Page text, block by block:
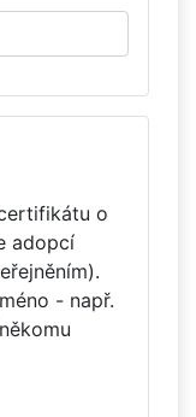
o
adopcí
- např.